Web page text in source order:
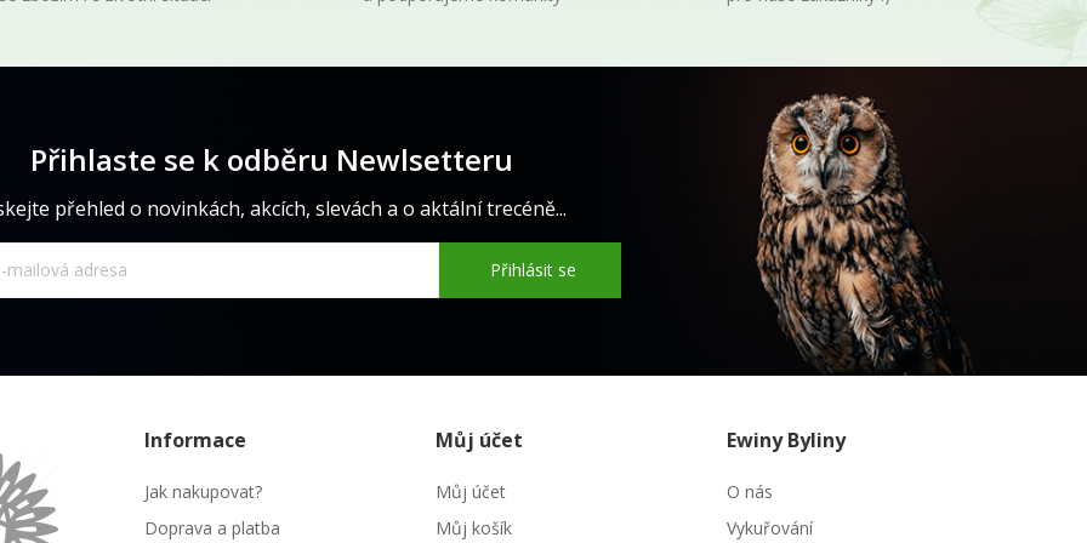
Přihlaste se k odběru Newlsetteru
přehled o novinkách, akcích, slevách a o aktální trecéně...
Přihlásit se
Informace
Jak nakupovat?
Doprava a platba
Můj účet
Můj účet
Můj košík
Ewiny Byliny
O nás
Vykuřování